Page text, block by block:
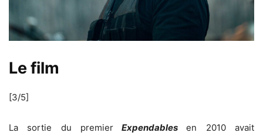
Le film
[3/5]
La sortie du premierExpendablesen 2010 avait